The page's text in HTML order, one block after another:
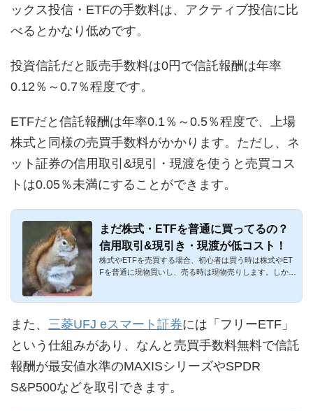
ックス投信・ETFの手数料は、アクティブ投信に比
べるとかなり低めです。
投資信託だと販売手数料は0円で信託報酬は年率
0.12％～0.7％程度です。
ETFだと信託報酬は年率0.1％～0.5％程度で、上場
株式と同様の売買手数料がかかります。ただし、ネ
ット証券の信用取引&現引・現渡を使うと売買コス
トは0.05％未満にすることができます。
まだ株式・ETFを普通に買ってるの？
信用取引&現引き・現渡が低コスト！
株式やETFを売買する場合、初心者は買う時は株式やET
Fを普通に現物買いし、売る時は現物売りします。しか
また、 三菱UFJ eスマート証券には「フリーETF」
という仕組みがあり、なんと売買手数料無料で信託
報酬が最安値水準のMAXISシリーズやSPDR
S&P500などを取引できます。